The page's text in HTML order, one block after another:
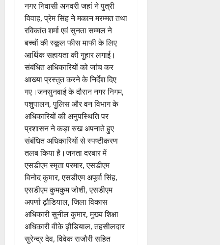
नगर निवासी अनवरी जहां ने पुत्री
विवाह, प्रेम सिंह ने मकान मरम्मत तथा
रविकांत शर्मा एवं सुनता सम्मल ने
बच्चों की स्कूल फीस माफी के लिए
आर्थिक सहायता की गुहार लगाई।
संबंधित अधिकारियों को जांच कर
आख्या प्रस्तुत करने के निर्देश दिए
गए।जनसुनवाई के दौरान नगर निगम,
पशुपालन, पुलिस और वन विभाग के
अधिकारियों की अनुपस्थिति पर
प्रशासन ने कड़ा रुख अपनाते हुए
संबंधित अधिकारियों से स्पष्टीकरण
तलब किया है।जनता दरबार में
एसडीएम स्मृता परमार, एसडीएम
विनोद कुमार, एसडीएम अपूर्वा सिंह,
एसडीएम कुमकुम जोशी, एसडीएम
अपर्णा ढ़ौडियाल, जिला विकास
अधिकारी सुनील कुमार, मुख्य शिक्षा
अधिकारी वीके ढ़ौडियाल, तहसीलदार
सुरेन्द्र देव, विवेक राजौरी सहित